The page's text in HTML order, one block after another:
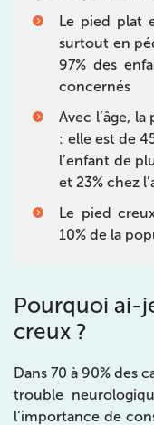
Le pied plat
surtout en
97% des
concernés
Avec l’âge,
: elle est de
l’enfant de
et 23% chez
Le pied
10% de la
Pourquoi ai-
creux ?
Dans 70 à 90% des
trouble
l’importance de
Prenez RDV
Prenez RDV
IK PARIS 15 –
75015 Paris
75015 Paris
01 43 31
Prenez RDV
1 Rue
1 Rue
01 42 84
Prenez
Prenez RDV